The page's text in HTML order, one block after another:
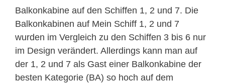
Balkonkabine auf den Schiffen 1, 2 und 7. Die
Balkonkabinen auf Mein Schiff 1, 2 und 7
wurden im Vergleich zu den Schiffen 3 bis 6 nur
im Design verändert. Allerdings kann man auf
der 1, 2 und 7 als Gast einer Balkonkabine der
besten Kategorie (BA) so hoch auf dem